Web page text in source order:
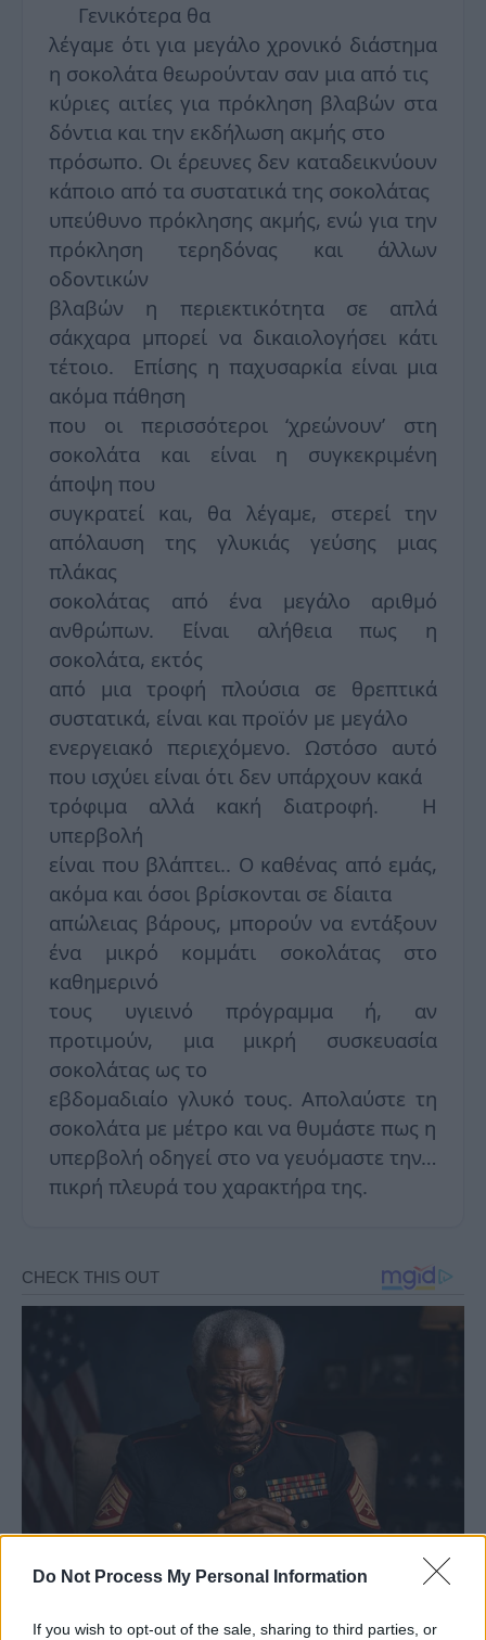
Do Not Process My Personal Information
If you wish to opt-out of the sale, sharing to third parties, or
Γενικότερα θα
λέγαμε ότι για μεγάλο χρονικό διάστημα
η σοκολάτα θεωρούνταν σαν μια από τις
κύριες αιτίες για πρόκληση βλαβών στα
δόντια και την εκδήλωση ακμής στο
πρόσωπο. Οι έρευνες δεν καταδεικνύουν
κάποιο από τα συστατικά της σοκολάτας
υπεύθυνο πρόκλησης ακμής, ενώ για την
πρόκληση τερηδόνας και άλλων
οδοντικών
βλαβών η περιεκτικότητα σε απλά
σάκχαρα μπορεί να δικαιολογήσει κάτι
τέτοιο. Επίσης η παχυσαρκία είναι μια
ακόμα πάθηση
που οι περισσότεροι ‘χρεώνουν’ στη
σοκολάτα και είναι η συγκεκριμένη
άποψη που
συγκρατεί και, θα λέγαμε, στερεί την
απόλαυση της γλυκιάς γεύσης μιας
πλάκας
σοκολάτας από ένα μεγάλο αριθμό
ανθρώπων. Είναι αλήθεια πως η
σοκολάτα, εκτός
από μια τροφή πλούσια σε θρεπτικά
συστατικά, είναι και προϊόν με μεγάλο
ενεργειακό περιεχόμενο. Ωστόσο αυτό
που ισχύει είναι ότι δεν υπάρχουν κακά
τρόφιμα αλλά κακή διατροφή. Η
υπερβολή
είναι που βλάπτει.. Ο καθένας από εμάς,
ακόμα και όσοι βρίσκονται σε δίαιτα
απώλειας βάρους, μπορούν να εντάξουν
ένα μικρό κομμάτι σοκολάτας στο
καθημερινό
τους υγιεινό πρόγραμμα ή, αν
προτιμούν, μια μικρή συσκευασία
σοκολάτας ως το
εβδομαδιαίο γλυκό τους. Απολαύστε τη
σοκολάτα με μέτρο και να θυμάστε πως η
υπερβολή οδηγεί στο να γευόμαστε την…
πικρή πλευρά του χαρακτήρα της.